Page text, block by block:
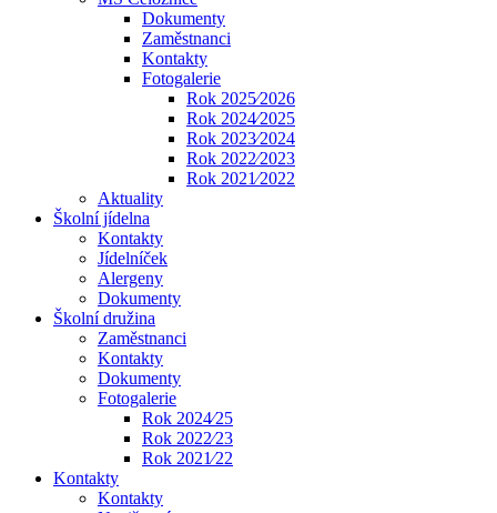
Dokumenty
Zaměstnanci
Kontakty
Fotogalerie
Rok 2025⁄2026
Rok 2024⁄2025
Rok 2023⁄2024
Rok 2022⁄2023
Rok 2021⁄2022
Aktuality
Školní jídelna
Kontakty
Jídelníček
Alergeny
Dokumenty
Školní družina
Zaměstnanci
Kontakty
Dokumenty
Fotogalerie
Rok 2024⁄25
Rok 2022⁄23
Rok 2021⁄22
Kontakty
Kontakty